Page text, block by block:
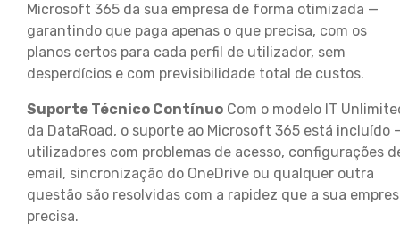
Microsoft 365 da sua empresa de forma otimizada —
garantindo que paga apenas o que precisa, com os
planos certos para cada perfil de utilizador, sem
desperdícios e com previsibilidade total de custos.
Suporte Técnico Contínuo Com o modelo IT
da DataRoad, o suporte ao Microsoft 365 está incluído
utilizadores com problemas de acesso, configurações
email, sincronização do OneDrive ou qualquer outra
questão são resolvidas com a rapidez que a sua
precisa.